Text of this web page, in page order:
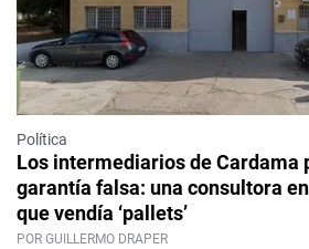
Política
Los intermediarios de Cardama
garantía falsa: una consultora en
que vendía ‘pallets’
POR GUILLERMO DRAPER